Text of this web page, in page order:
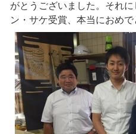
がとうございました。それ
ン・サケ受賞、本当におめ